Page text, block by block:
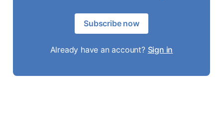
Subscribe now
Already have an account? Sign in